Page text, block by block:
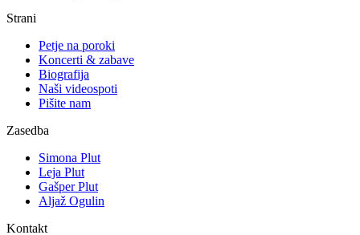
Strani
Petje na poroki
Koncerti & zabave
Biografija
Naši videospoti
Pišite nam
Zasedba
Simona Plut
Leja Plut
Gašper Plut
Aljaž Ogulin
Kontakt